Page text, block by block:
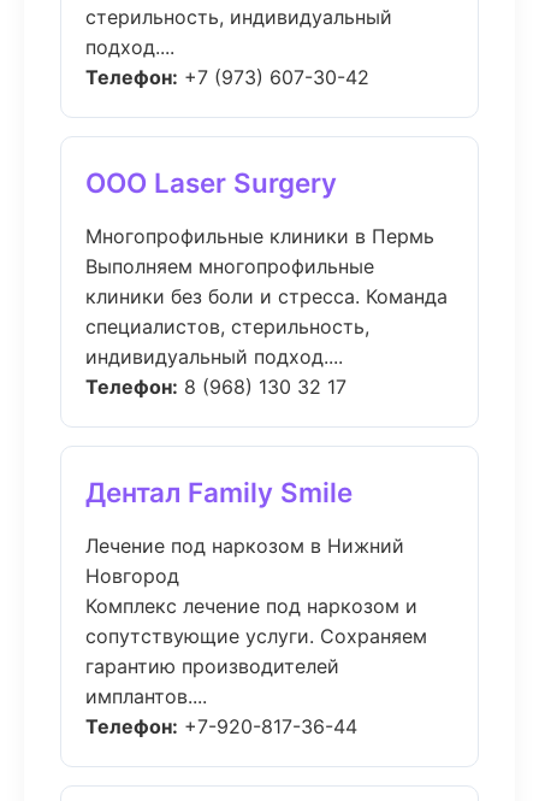
стерильность, индивидуальный
подход....
Телефон: +7 (973) 607-30-42
ООО Laser Surgery
Многопрофильные клиники в Пермь
Выполняем многопрофильные
клиники без боли и стресса. Команда
специалистов, стерильность,
индивидуальный подход....
Телефон: 8 (968) 130 32 17
Дентал Family Smile
Лечение под наркозом в Нижний
Новгород
Комплекс лечение под наркозом и
сопутствующие услуги. Сохраняем
гарантию производителей
имплантов....
Телефон: +7-920-817-36-44